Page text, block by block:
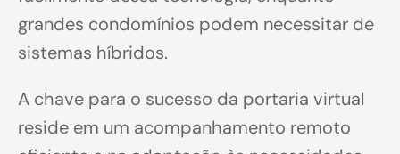
grandes condomínios podem necessitar de
sistemas híbridos.
A chave para o sucesso da portaria virtual
reside em um acompanhamento remoto